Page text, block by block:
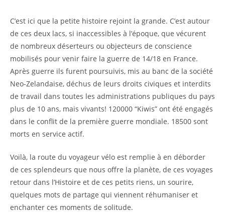
C’est ici que la petite histoire rejoint la grande. C’est autour
de ces deux lacs, si inaccessibles à l’époque, que vécurent
de nombreux déserteurs ou objecteurs de conscience
mobilisés pour venir faire la guerre de 14/18 en France.
Après guerre ils furent poursuivis, mis au banc de la société
Neo-Zelandaise, déchus de leurs droits civiques et interdits
de travail dans toutes les administrations publiques du pays
plus de 10 ans, mais vivants! 120000 “Kiwis” ont été engagés
dans le conflit de la première guerre mondiale. 18500 sont
morts en service actif.
Voilà, la route du voyageur vélo est remplie à en déborder
de ces splendeurs que nous offre la planète, de ces voyages
retour dans l’Histoire et de ces petits riens, un sourire,
quelques mots de partage qui viennent réhumaniser et
enchanter ces moments de solitude.